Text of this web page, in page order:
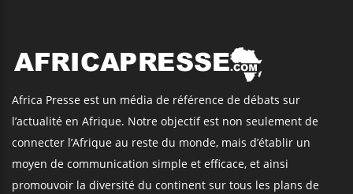
Africa Presse est un média de référence de débats sur
l’actualité en Afrique. Notre objectif est non seulement de
connecter l’Afrique au reste du monde, mais d’établir un
moyen de communication simple et efficace, et ainsi
promouvoir la diversité du continent sur tous les plans de